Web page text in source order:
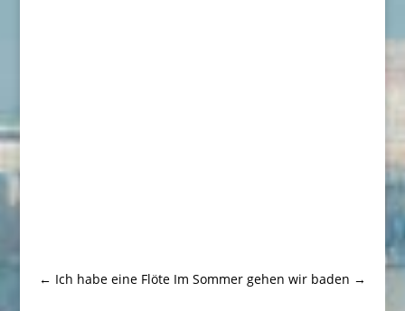
← Ich habe eine Flöte Im Sommer gehen wir baden →